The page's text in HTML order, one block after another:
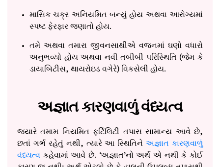
માસિક ચક્ર અનિયમિત બન્યું હોય અથવા આરોગ્યમાં
સ્પષ્ટ ફેરફાર જણાતો હોય.
તમે અથવા તમારા જીવનસાથીએ વજનમાં ઘણો વધારો
અનુભવ્યો હોય અથવા નવી તબીબી પરિસ્થિતિ (જેમ કે
ડાયાબિટીસ, થાયરોઇડ વગેરે) વિકસેલી હોય.
અજ્ઞાત કારણવાળું વંધ્યત્વ
જ્યારે તમામ નિયમિત ફર્ટિલિટી તપાસ સામાન્ય આવે છે,
છતાં ગર્ભ રહેતું નથી, ત્યારે આ સ્થિતિનેઅજ્ઞાત કારણવાળું
વંધ્યત્વ કહેવામાં આવે છે. ‘અજ્ઞાત’નો અર્થ એ નથી કે કોઈ